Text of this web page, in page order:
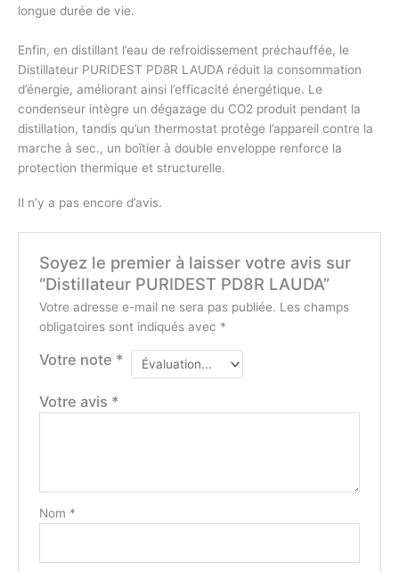
longue durée de vie.
Enfin, en distillant l’eau de refroidissement préchauffée, le
Distillateur PURIDEST PD8R LAUDA réduit la consommation
d’énergie, améliorant ainsi l’efficacité énergétique. Le
condenseur intègre un dégazage du CO2 produit pendant la
distillation, tandis qu’un thermostat protège l’appareil contre la
marche à sec., un boîtier à double enveloppe renforce la
protection thermique et structurelle.
Il n’y a pas encore d’avis.
Soyez le premier à laisser votre avis sur
“Distillateur PURIDEST PD8R LAUDA”
Votre adresse e-mail ne sera pas publiée. Les champs
obligatoires sont indiqués avec *
Votre note *
Votre avis *
Nom *